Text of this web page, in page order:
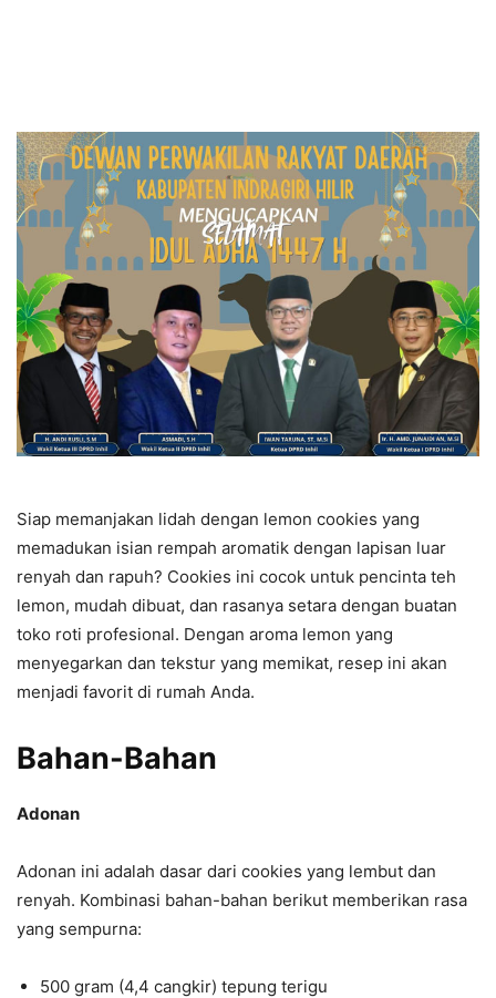
Siap memanjakan lidah dengan lemon cookies yang
memadukan isian rempah aromatik dengan lapisan luar
renyah dan rapuh? Cookies ini cocok untuk pencinta teh
lemon, mudah dibuat, dan rasanya setara dengan buatan
toko roti profesional. Dengan aroma lemon yang
menyegarkan dan tekstur yang memikat, resep ini akan
menjadi favorit di rumah Anda.
Bahan-Bahan
Adonan
Adonan ini adalah dasar dari cookies yang lembut dan
renyah. Kombinasi bahan-bahan berikut memberikan rasa
yang sempurna:
500 gram (4,4 cangkir) tepung terigu